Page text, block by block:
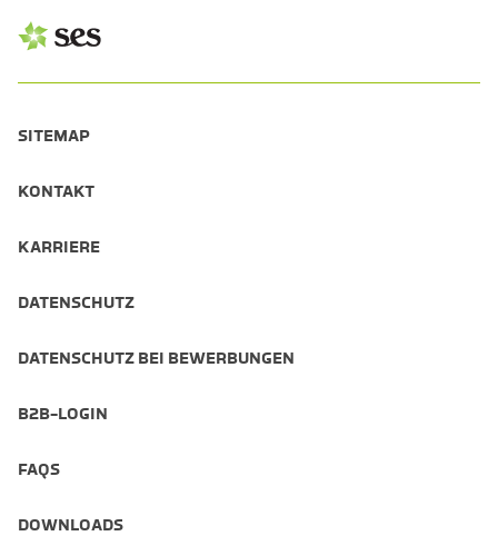
SITEMAP
KONTAKT
KARRIERE
DATENSCHUTZ
DATENSCHUTZ BEI BEWERBUNGEN
B2B-LOGIN
FAQS
DOWNLOADS